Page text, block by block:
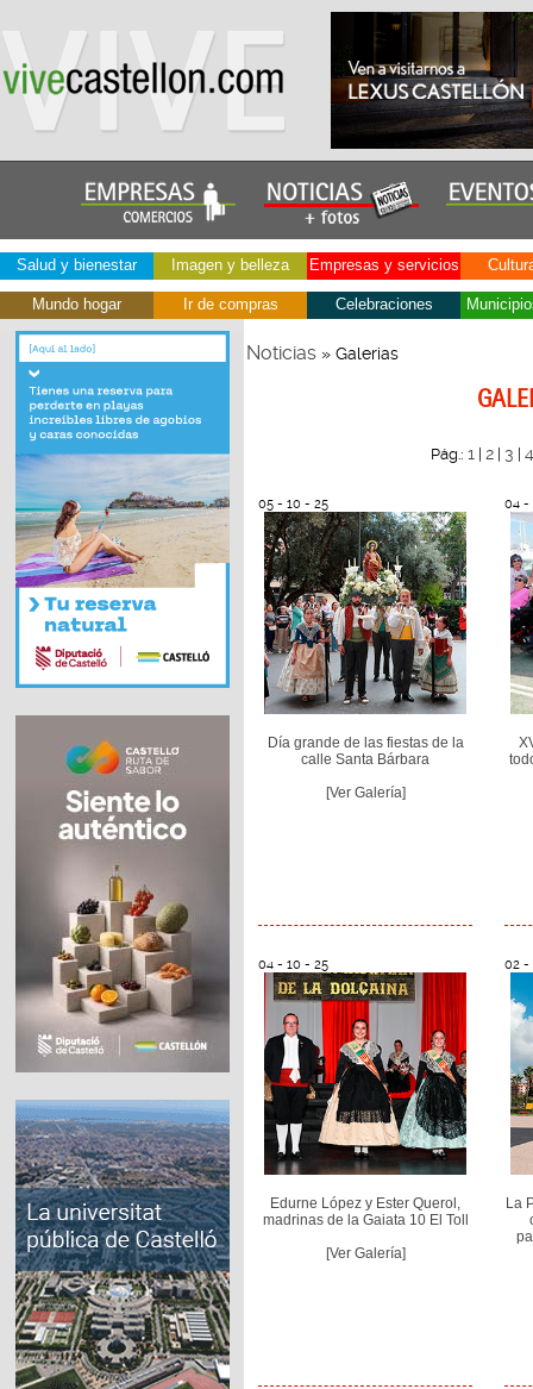
Salud y bienestar Imagen y belleza Empresas y servicios
Mundo hogar Ir de compras Celebraciones
Noticias » Galerias
Pág.: 1 | 2 | 3 | 4
05 - 10 - 25
Día grande de las fiestas de la
calle Santa Bárbara
[Ver Galería]
04 -
04 - 10 - 25
Edurne López y Ester Querol,
madrinas de la Gaiata 10 El Toll
[Ver Galería]
02 -
La